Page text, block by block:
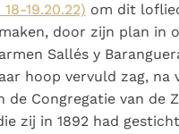
19.20.22) om dit
door zijn plan in
Sallés y
hoop vervuld zag,
de Congregatie van de
zij in 1892 had